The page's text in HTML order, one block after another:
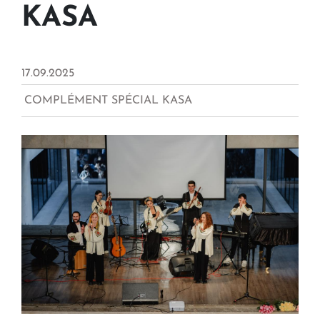
KASA
17.09.2025
COMPLÉMENT SPÉCIAL KASA